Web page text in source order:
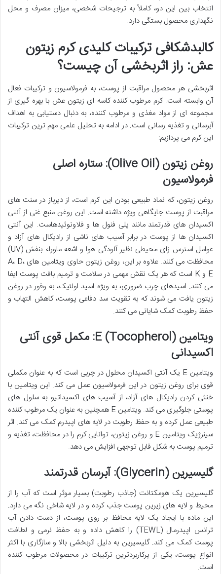
انتخاب بین این دو، کاملاً به ترجیحات شخصی، میزان مصرف و محل
نگهداری محصول بستگی دارد.
کالبدشکافی ترکیبات کلیدی کرم زیتون
عش: راز اثربخشی آن چیست؟
اثربخشی هر محصول مراقبت از پوست، به فرمولاسیون و ترکیبات فعال
آن وابسته است. کرم مرطوب کننده کاسه ای زیتون عش با بهره گیری از
مجموعه ای از مواد مغذی و مرطوب کننده، به دنبال دستیابی به اهداف
آبرسانی و تغذیه رسانی است. در ادامه به تحلیل علمی مهم ترین ترکیبات
این کرم می پردازیم:
روغن زیتون (Olive Oil): ستاره اصلی
فرمولاسیون
روغن زیتون، که نماد طبیعی بودن این کرم است، از دیرباز در سنت های
مراقبت از پوست جایگاهی ویژه داشته است. این روغن منبع غنی از آنتی
اکسیدان های قدرتمند مانند پلی فنول ها و فلاونوئیدهاست. این آنتی
اکسیدان ها از پوست در برابر آسیب های ناشی از رادیکال های آزاد و
عوامل استرس زای محیطی نظیر آلودگی هوا و اشعه ماوراء بنفش (UV)
محافظت می کنند. علاوه بر این، روغن زیتون حاوی ویتامین های A، D،
E و K است که هر یک نقش مهمی در سلامت و ترمیم بافت پوست ایفا
می کنند. اسیدهای چرب ضروری، به ویژه اسید اولئیک، به وفور در روغن
زیتون یافت می شوند که به تقویت سد دفاعی پوست، کاهش التهاب و
حفظ رطوبت کمک شایانی می کنند.
ویتامین E (Tocopherol): مکمل قوی آنتی
اکسیدانی
ویتامین E یک آنتی اکسیدان محلول در چربی است که به عنوان مکملی
قوی برای روغن زیتون در این فرمولاسیون عمل می کند. این ویتامین با
خنثی کردن رادیکال های آزاد، از آسیب های اکسیداتیو به سلول های
پوستی جلوگیری می کند. ویتامین E همچنین به عنوان یک مرطوب کننده
طبیعی عمل کرده و به حفظ رطوبت در لایه های اپیدرم کمک می کند. اثر
سینرژیک ویتامین E و روغن زیتون، توانایی کرم را در محافظت، تغذیه و
ترمیم پوست به شکل قابل توجهی افزایش می دهد.
گلیسیرین (Glycerin): آبرسان قدرتمند
گلیسیرین یک هومکتانت (جاذب رطوبت) بسیار موثر است که آب را از
محیط و لایه های زیرین پوست جذب کرده و در لایه شاخی نگه می دارد.
این ماده با ایجاد یک لایه محافظ بر روی پوست، از دست دادن آب
ترانس اپیدرمال (TEWL) را کاهش داده و به حفظ نرمی و لطافت
پوست کمک می کند. گلیسیرین به دلیل اثربخشی بالا و سازگاری با اکثر
انواع پوست، یکی از پرکاربردترین ترکیبات در محصولات مرطوب کننده
است.